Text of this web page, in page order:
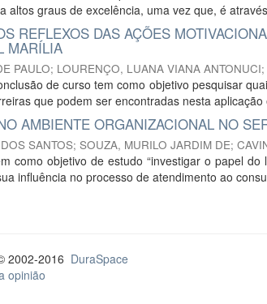
altos graus de excelência, uma vez que, é
REFLEXOS DAS AÇÕES
MARÍLIA
PAULO; LOURENÇO, LUANA VIANA ANTONUCI;
de curso tem como objetivo pesquisar
que podem ser encontradas nesta aplicação
AMBIENTE ORGANIZACIONAL NO
SANTOS; SOUZA, MURILO JARDIM DE;
como objetivo de estudo “investigar o papel
influência no processo de atendimento ao
2002-2016 DuraSpace
opinião